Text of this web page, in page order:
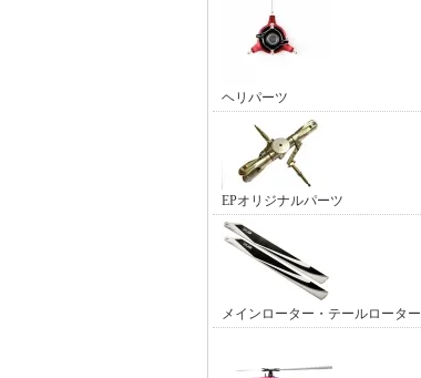
ヘリパーツ
EPオリジナルパーツ
メインローター・テールローター